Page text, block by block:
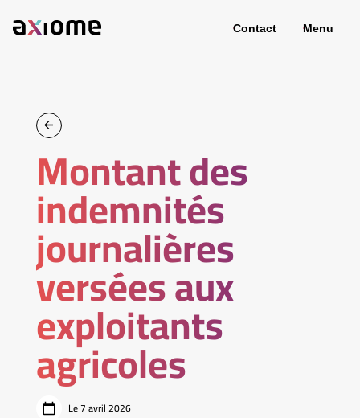
Contact Menu
Montant des
indemnités
journalières
versées aux
exploitants
agricoles
Le 7 avril 2026